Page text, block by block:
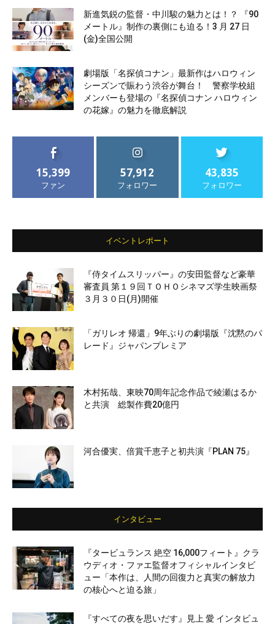
新進気鋭の監督・中川駿の魅力とは！？ 『90
メートル』制作の裏側にも迫る！3 月 27 日
(金)全国公開
劇場版「名探偵コナン」最新作はハロウィン
シーズンで賑わう渋谷が舞台！ 警察学校組
メンバーも登場の『名探偵コナン ハロウィン
の花嫁』の魅力を徹底解説
15,399
ファン
57,912
フォロワー
43,835
フォロワー
イベントレポート
『侍タイムスリッパー』の安田監督など豪華
審査員 第１９回ＴＯＨＯシネマズ学生映画祭
３月３０日(月)開催
「ガリレオ 帰還」9年ぶりの劇場版『沈黙のパ
レード』ジャパンプレミア
木村拓哉、東映70周年記念作品で綾瀬はるか
と共演 総製作費20億円
河合優実、倍賞千恵子と初共演『PLAN 75』
インタビュー
『タービュランス 絶空 16,000フィート』クラ
ウディオ・ファエ監督オフィシャルインタビ
ュー「本作は、人間の回復力と真実の解放力
の核心へと迫る旅」
『すべての夜を思いだす』見上 愛 インタビュ